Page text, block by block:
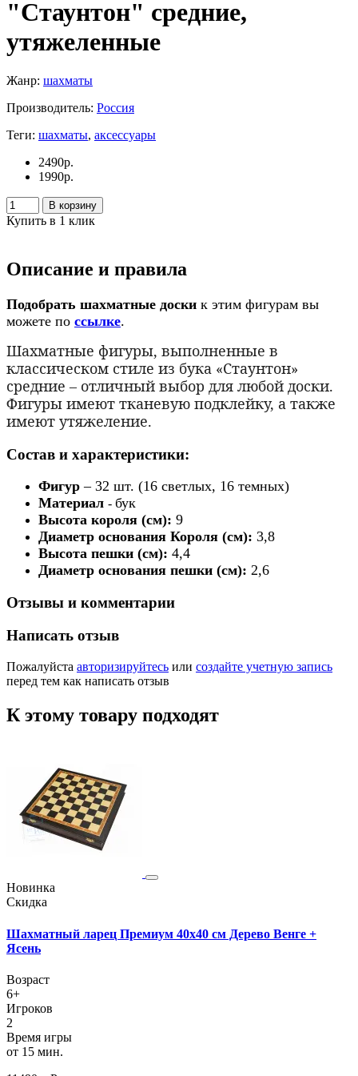
"Стаунтон" средние,
утяжеленные
Жанр: шахматы
Производитель: Россия
Теги: шахматы, аксессуары
2490р.
1990р.
В корзину
Купить в 1 клик
Описание и правила
Подобрать шахматные доски к этим фигурам вы
можете по ссылке.
Шахматные фигуры, выполненные в
классическом стиле из бука «Стаунтон»
средние – отличный выбор для любой доски.
Фигуры имеют тканевую подклейку, а также
имеют утяжеление.
Состав и характеристики:
Фигур– 32 шт. (16 светлых, 16 темных)
Материал - бук
Высота короля (см): 9
Диаметр основания Короля (см): 3,8
Высота пешки (см): 4,4
Диаметр основания пешки (см): 2,6
Отзывы и комментарии
Написать отзыв
Пожалуйста авторизируйтесь или создайте учетную запись
перед тем как написать отзыв
К этому товару подходят
Новинка
Скидка
Шахматный ларец Премиум 40х40 см Дерево Венге +
Ясень
Возраст
6+
Игроков
2
Время игры
от 15 мин.